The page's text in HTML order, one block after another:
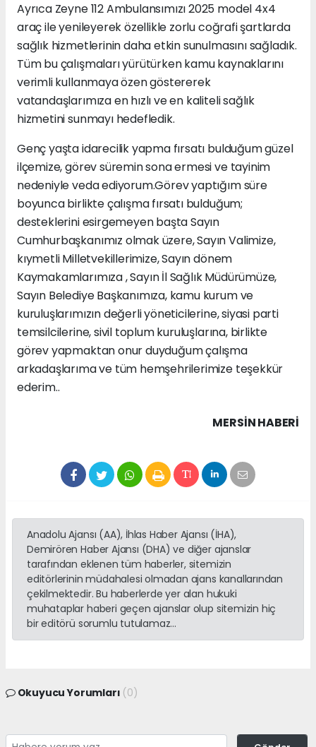
Ayrıca Zeyne 112 Ambulansımızı 2025 model 4x4
araç ile yenileyerek özellikle zorlu coğrafi şartlarda
sağlık hizmetlerinin daha etkin sunulmasını sağladık.
Tüm bu çalışmaları yürütürken kamu kaynaklarını
verimli kullanmaya özen göstererek
vatandaşlarımıza en hızlı ve en kaliteli sağlık
hizmetini sunmayı hedefledik.
Genç yaşta idarecilik yapma fırsatı bulduğum güzel
ilçemize, görev süremin sona ermesi ve tayinim
nedeniyle veda ediyorum.Görev yaptığım süre
boyunca birlikte çalışma fırsatı bulduğum;
desteklerini esirgemeyen başta Sayın
Cumhurbaşkanımız olmak üzere, Sayın Valimize,
kıymetli Milletvekillerimize, Sayın dönem
Kaymakamlarımıza , Sayın İl Sağlık Müdürümüze,
Sayın Belediye Başkanımıza, kamu kurum ve
kuruluşlarımızın değerli yöneticilerine, siyasi parti
temsilcilerine, sivil toplum kuruluşlarına, birlikte
görev yapmaktan onur duyduğum çalışma
arkadaşlarıma ve tüm hemşehrilerimize teşekkür
ederim..
MERSIN HABERİ
Anadolu Ajansı (AA), İhlas Haber Ajansı (İHA),
Demirören Haber Ajansı (DHA) ve diğer ajanslar
tarafından eklenen tüm haberler, sitemizin
editörlerinin müdahalesi olmadan ajans kanallarından
çekilmektedir. Bu haberlerde yer alan hukuki
muhataplar haberi geçen ajanslar olup sitemizin hiç
bir editörü sorumlu tutulamaz...
Okuyucu Yorumları (0)